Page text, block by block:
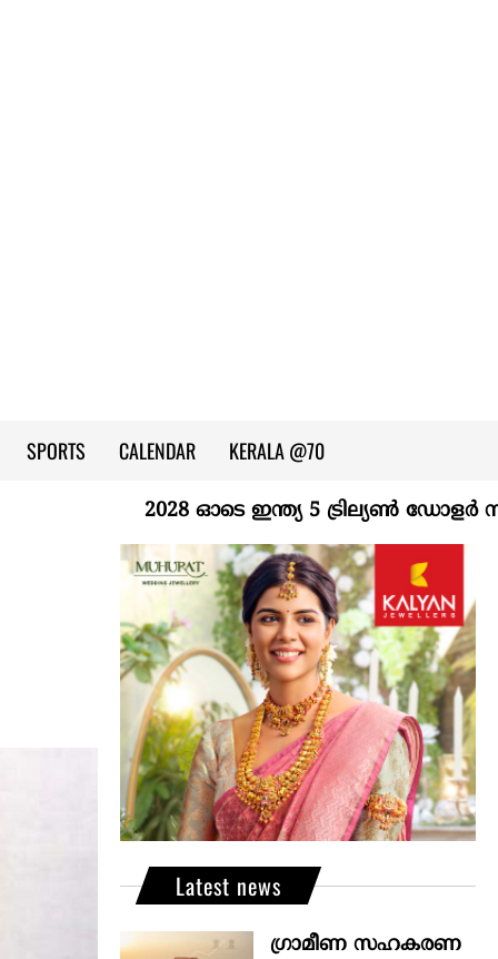
SPORTS CALENDAR KERALA @70
2028 ഓടെ ഇന്ത്യ 5 ട്രില്യണ്‍ ഡോളര്‍
Latest news
ഗ്രാമീണ സഹകരണ